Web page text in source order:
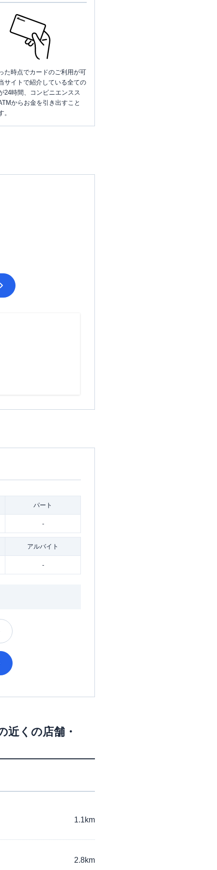
た時点でカードのご利用が可
サイトで紹介している全ての
24時間、コンビニエンスス
からお金を引き出すこと
。
パート
-
アルバイト
-
近くの店舗・
1.1km
2.8km